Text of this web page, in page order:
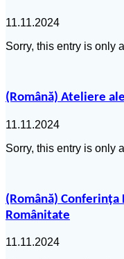
11.11.2024
Sorry, this entry is only
(Română) Ateliere
11.11.2024
Sorry, this entry is only
(Română)
Românitate
11.11.2024